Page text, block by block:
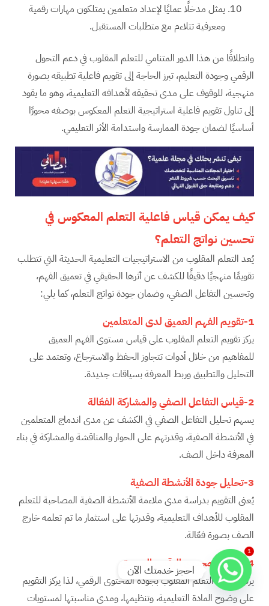
يمثل مدخلًا عمليًا لإعداد متعلمين يمتلكون مهارات رقمية
ومعرفية تتلاءم مع متطلبات المستقبل.
وانطلاقًا من هذا الدور المتنامي للتعلم المقلوب في دعم التحول
الرقمي وجودة التعليم، تبرز الحاجة إلى تقويم فاعلية تطبيقه بصورة
منهجية، للوقوف على مدى تحقيقه لأهدافه التعليمية، وهو ما يقود
إلى تناول تقويم فاعلية استراتيجية التعلم المعكوس بوصفه محورًا
أساسيًا لضمان جودة الممارسة واستدامة الأثر التعليمي.
كيف يمكن قياس فاعلية التعلم المعكوس في
تحسين نواتج التعلم؟
يُعد التعلم المقلوب من الاستراتيجيات التعليمية الحديثة التي تتطلب
تقويمًا منهجيًا دقيقًا للكشف عن أثرها الحقيقي في تعميق الفهم،
وتحسين التفاعل الصفي، وضمان جودة نواتج التعلم، كما يلي:
1-تقويم الفهم العميق لدى المتعلمين
يركز تقويم التعلم المقلوب على قياس مستوى الفهم العميق
للمفاهيم من خلال أدوات تتجاوز الحفظ والاسترجاع، وتعتمد على
التحليل والتطبيق وربط المعرفة بسياقات جديدة.
2-قياس التفاعل الصفي والمشاركة الفعّالة
يسهم تحليل التفاعل الصفي في الكشف عن مدى اندماج المتعلمين
في الأنشطة الصفية، وقدرتهم على الحوار والمناقشة والمشاركة في بناء
المعرفة داخل الصف.
3-تحليل جودة الأنشطة الصفية
يُعنى التقويم بدراسة مدى ملاءمة الأنشطة الصفية المصاحبة للتعلم
المقلوب للأهداف التعليمية، وقدرتها على استثمار ما تم تعلمه خارج
الصف بصورة فعّالة.
4-تقويم المحتوى الرقمي المسبق
يرتبط نجاح التعلم المقلوب بجودة المحتوى الرقمي، لذا يركز التقويم
على وضوح المادة التعليمية، وتنظيمها، ومدى مناسبتها لمستويات
1
احجز خدمتك الآن